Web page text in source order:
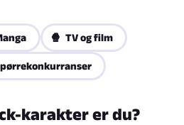
🍿 TV og film
karakter er du?